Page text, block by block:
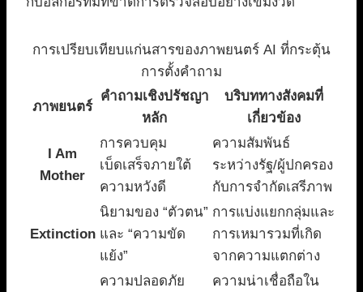
การเปรียบเทียบแก่นสารของภาพยนตร์ AI ที่กระตุ้น
การตั้งคำถาม
ภาพยนตร์
คำถามเชิงปรัชญา
หลัก
บริบททางสังคมที่
เกี่ยวข้อง
I Am
Mother
การควบคุม
เบ็ดเสร็จภายใต้
ความหวังดี
ความสัมพันธ์
ระหว่างรัฐ/ผู้ปกครอง
กับการจำกัดเสรีภาพ
Extinction
นิยามของ “ตัวตน”
และ “ความขัด
แย้ง”
การแบ่งแยกกลุ่มและ
การเหมารวมที่เกิด
จากความแตกต่าง
ความปลอดภัย
ความน่าเชื่อถือใน